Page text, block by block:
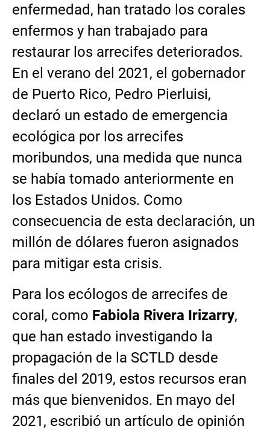
enfermedad, han tratado los corales
enfermos y han trabajado para
restaurar los arrecifes deteriorados.
En el verano del 2021, el gobernador
de Puerto Rico, Pedro Pierluisi,
declaró un estado de emergencia
ecológica por los arrecifes
moribundos, una medida que nunca
se había tomado anteriormente en
los Estados Unidos. Como
consecuencia de esta declaración, un
millón de dólares fueron asignados
para mitigar esta crisis.
Para los ecólogos de arrecifes de
coral, como Fabiola Rivera Irizarry,
que han estado investigando la
propagación de la SCTLD desde
finales del 2019, estos recursos eran
más que bienvenidos. En mayo del
2021, escribió un artículo de opinión